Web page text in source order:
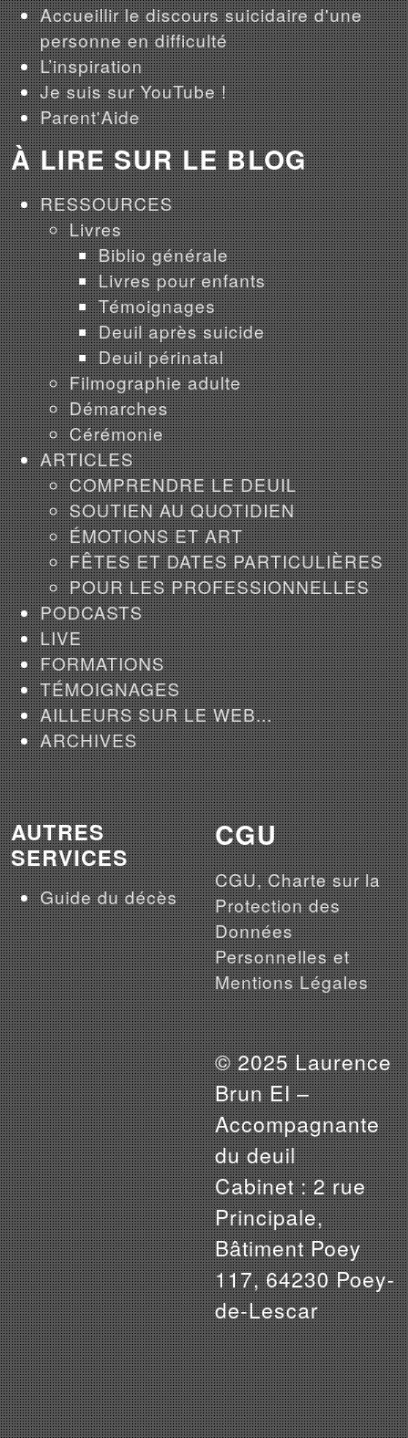
Accueillir le discours suicidaire d'une
personne en difficulté
L’inspiration
Je suis sur YouTube !
Parent'Aide
À LIRE SUR LE BLOG
RESSOURCES
Livres
Biblio générale
Livres pour enfants
Témoignages
Deuil après suicide
Deuil périnatal
Filmographie adulte
Démarches
Cérémonie
ARTICLES
COMPRENDRE LE DEUIL
SOUTIEN AU QUOTIDIEN
ÉMOTIONS ET ART
FÊTES ET DATES PARTICULIÈRES
POUR LES PROFESSIONNELLES
PODCASTS
LIVE
FORMATIONS
TÉMOIGNAGES
AILLEURS SUR LE WEB...
ARCHIVES
AUTRES
SERVICES
Guide du décès
CGU
CGU, Charte sur la
Protection des
Données
Personnelles et
Mentions Légales
© 2025 Laurence
Brun EI –
Accompagnante
du deuil
Cabinet : 2 rue
Principale,
Bâtiment Poey
117, 64230 Poey-
de-Lescar